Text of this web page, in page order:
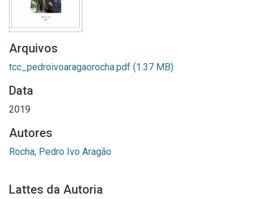
Arquivos
tcc_pedroivoaragaorocha.pdf (1.37 MB)
Data
2019
Autores
Rocha, Pedro Ivo Aragão
Lattes da Autoria